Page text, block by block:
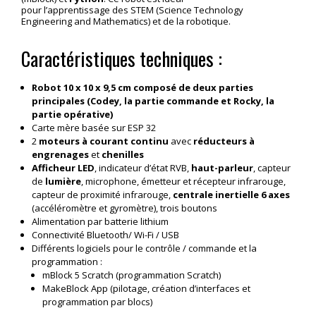
pour l’apprentissage des STEM (Science Technology
Engineering and Mathematics) et de la robotique.
Caractéristiques techniques :
Robot 10 x 10 x 9,5 cm composé de deux parties
principales (Codey, la partie commande et Rocky, la
partie opérative)
Carte mère basée sur ESP 32
2 moteurs à courant continu avec réducteurs à
engrenageset chenilles
Afficheur LED, indicateur d’état RVB, haut-parleur, capteur
de lumière, microphone, émetteur et récepteur infrarouge,
capteur de proximité infrarouge, centrale inertielle 6 axes
(accéléromètre et gyromètre), trois boutons
Alimentation par batterie lithium
Connectivité Bluetooth/ Wi-Fi / USB
Différents logiciels pour le contrôle / commande et la
programmation :
mBlock 5 Scratch (programmation Scratch)
MakeBlock App (pilotage, création d’interfaces et
programmation par blocs)